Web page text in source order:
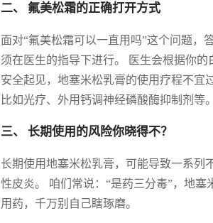
二、 氟美松霜的正确打开方式
面对“氟美松霜可以一直用吗”这个问题，
须在医生的指导下进行。 医生会根据你
安全起见，地塞米松乳膏的使用疗程不宜
比如光疗、外用钙调神经磷酸酶抑制剂等。
三、 长期使用的风险你晓得不？
长期使用地塞米松乳膏，可能导致一系列
性皮炎。 咱们常说：“是药三分毒”，地
用药，千万别自己瞎琢磨。